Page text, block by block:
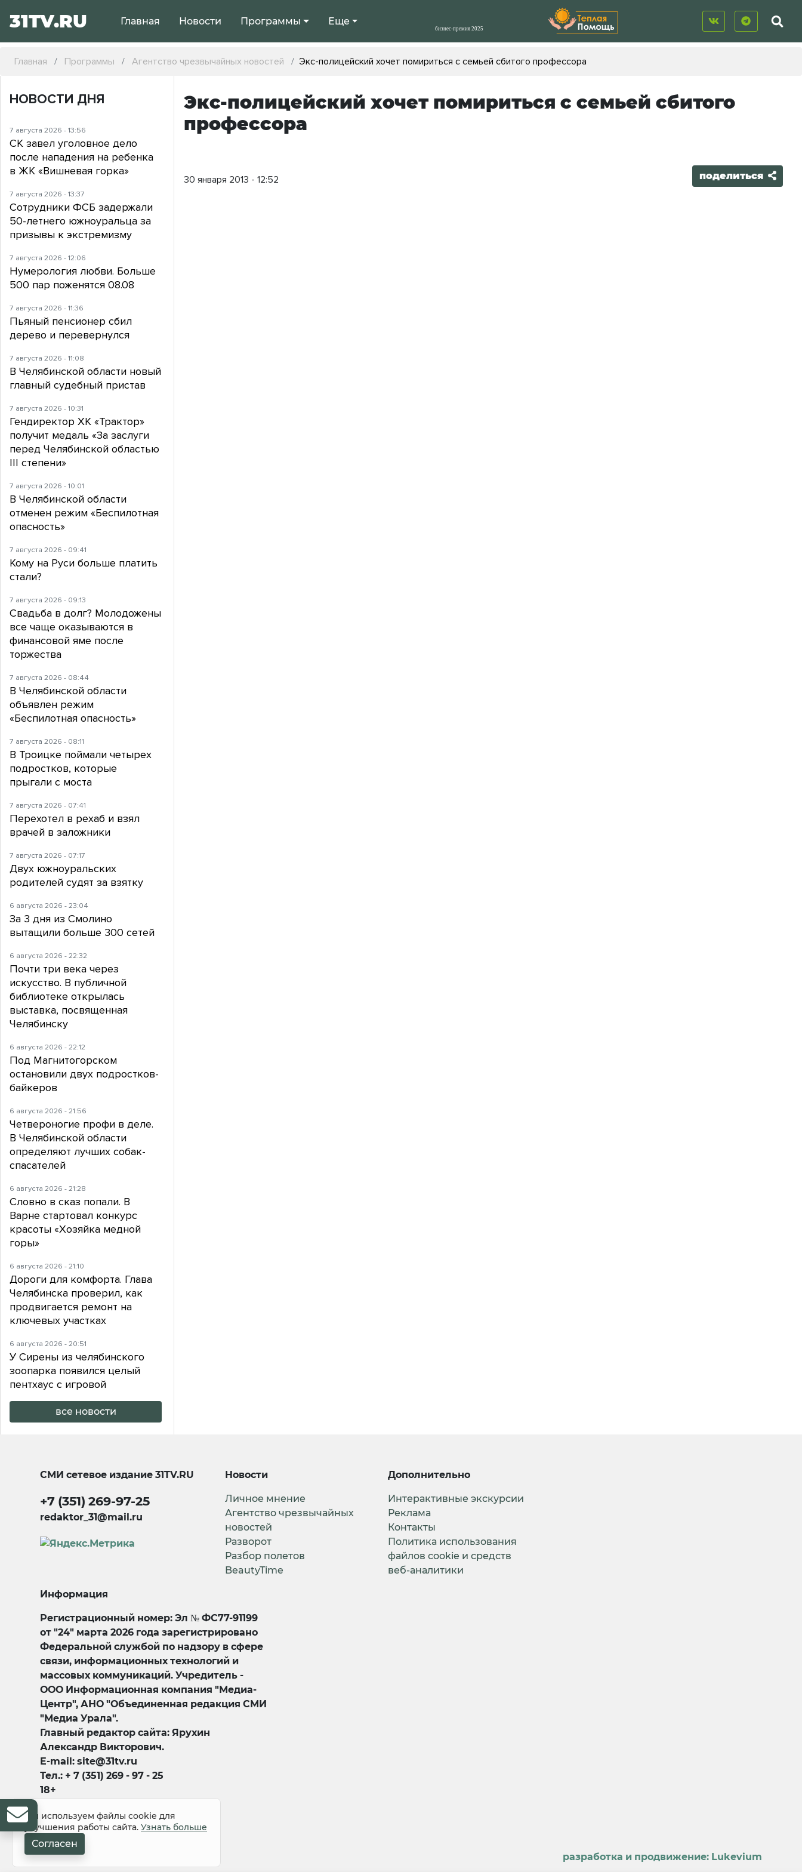
31TV.RU Главная Новости Программы Еще
Главная Программы Агентство чрезвычайных новостей Экс-полицейский хочет помириться с семьей сбитого профессора
Экс-полицейский хочет помириться с семьей сбитого
профессора
30 января 2013 - 12:52 поделиться
НОВОСТИ ДНЯ
7 августа 2026 - 13:56
СК завел уголовное дело
после нападения на ребенка
в ЖК «Вишневая горка»
7 августа 2026 - 13:37
Сотрудники ФСБ задержали
50-летнего южноуральца за
призывы к экстремизму
7 августа 2026 - 12:06
Нумерология любви. Больше
500 пар поженятся 08.08
7 августа 2026 - 11:36
Пьяный пенсионер сбил
дерево и перевернулся
7 августа 2026 - 11:08
В Челябинской области новый
главный судебный пристав
7 августа 2026 - 10:31
Гендиректор ХК «Трактор»
получит медаль «За заслуги
перед Челябинской областью
III степени»
7 августа 2026 - 10:01
В Челябинской области
отменен режим «Беспилотная
опасность»
7 августа 2026 - 09:41
Кому на Руси больше платить
стали?
7 августа 2026 - 09:13
Свадьба в долг? Молодожены
все чаще оказываются в
финансовой яме после
торжества
7 августа 2026 - 08:44
В Челябинской области
объявлен режим
«Беспилотная опасность»
7 августа 2026 - 08:11
В Троицке поймали четырех
подростков, которые
прыгали с моста
7 августа 2026 - 07:41
Перехотел в рехаб и взял
врачей в заложники
7 августа 2026 - 07:17
Двух южноуральских
родителей судят за взятку
6 августа 2026 - 23:04
За 3 дня из Смолино
вытащили больше 300 сетей
6 августа 2026 - 22:32
Почти три века через
искусство. В публичной
библиотеке открылась
выставка, посвященная
Челябинску
6 августа 2026 - 22:12
Под Магнитогорском
остановили двух подростков-
байкеров
6 августа 2026 - 21:56
Четвероногие профи в деле.
В Челябинской области
определяют лучших собак-
спасателей
6 августа 2026 - 21:28
Словно в сказ попали. В
Варне стартовал конкурс
красоты «Хозяйка медной
горы»
6 августа 2026 - 21:10
Дороги для комфорта. Глава
Челябинска проверил, как
продвигается ремонт на
ключевых участках
6 августа 2026 - 20:51
У Сирены из челябинского
зоопарка появился целый
пентхаус с игровой
все новости
СМИ сетевое издание31TV.RU
+7 (351) 269-97-25
redaktor_31@mail.ru
Новости
Личное мнение
Агентство чрезвычайных
новостей
Разворот
Разбор полетов
BeautyTime
Дополнительно
Интерактивные экскурсии
Реклама
Контакты
Политика использования
файлов cookie и средств
веб-аналитики
Информация
Регистрационный номер: Эл № ФС77-91199
от "24" марта 2026 года зарегистрировано
Федеральной службой по надзору в сфере
связи, информационных технологий и
массовых коммуникаций. Учредитель -
ООО Информационная компания "Медиа-
Центр", АНО "Объединенная редакция СМИ
"Медиа Урала".
Главный редактор сайта: Ярухин
Александр Викторович.
E-mail: site@31tv.ru
Тел.: + 7 (351) 269 - 97 - 25
18+
© 2008-2026 Все права защищены разработка и продвижение: Lukevium
Мы используем файлы cookie для
улучшения работы сайта. Узнать больше
Согласен